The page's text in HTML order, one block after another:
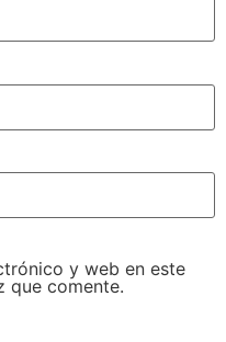
y web en este
que comente.